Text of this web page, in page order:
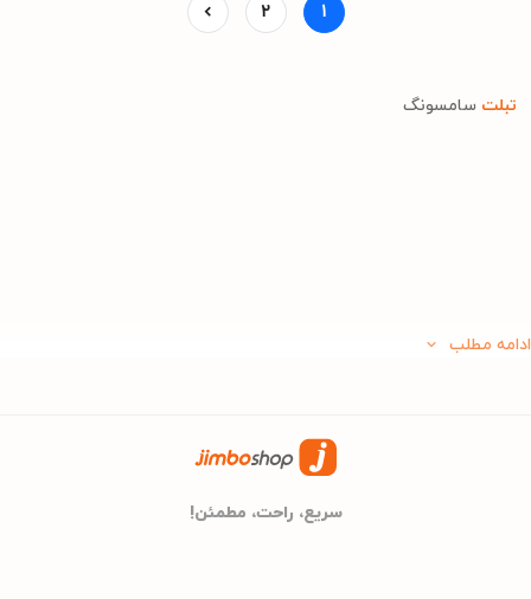
1
2
تبلت سامسونگ
ادامه مطلب
سریع، راحت، مطمئن!